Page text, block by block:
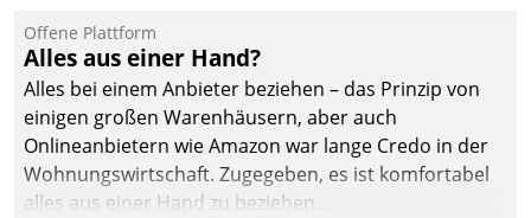
Einsparungen durch optimierte und automatisierte
Prozesse. Doch man darf nicht zu viel erwarten: Allein
mit der Einführung einer neuen Software ist es nicht
getan. Die Digitalisierung erfordert von Unternehmen
die Bereitschaft, sich zu überprüfen, zu hinterfragen
und zu verändern.
Offene Plattform
Alles aus einer Hand?
Alles bei einem Anbieter beziehen – das Prinzip von
einigen großen Warenhäusern, aber auch
Onlineanbietern wie Amazon war lange Credo in der
Wohnungswirtschaft. Zugegeben, es ist komfortabel
alles aus einer Hand zu beziehen...